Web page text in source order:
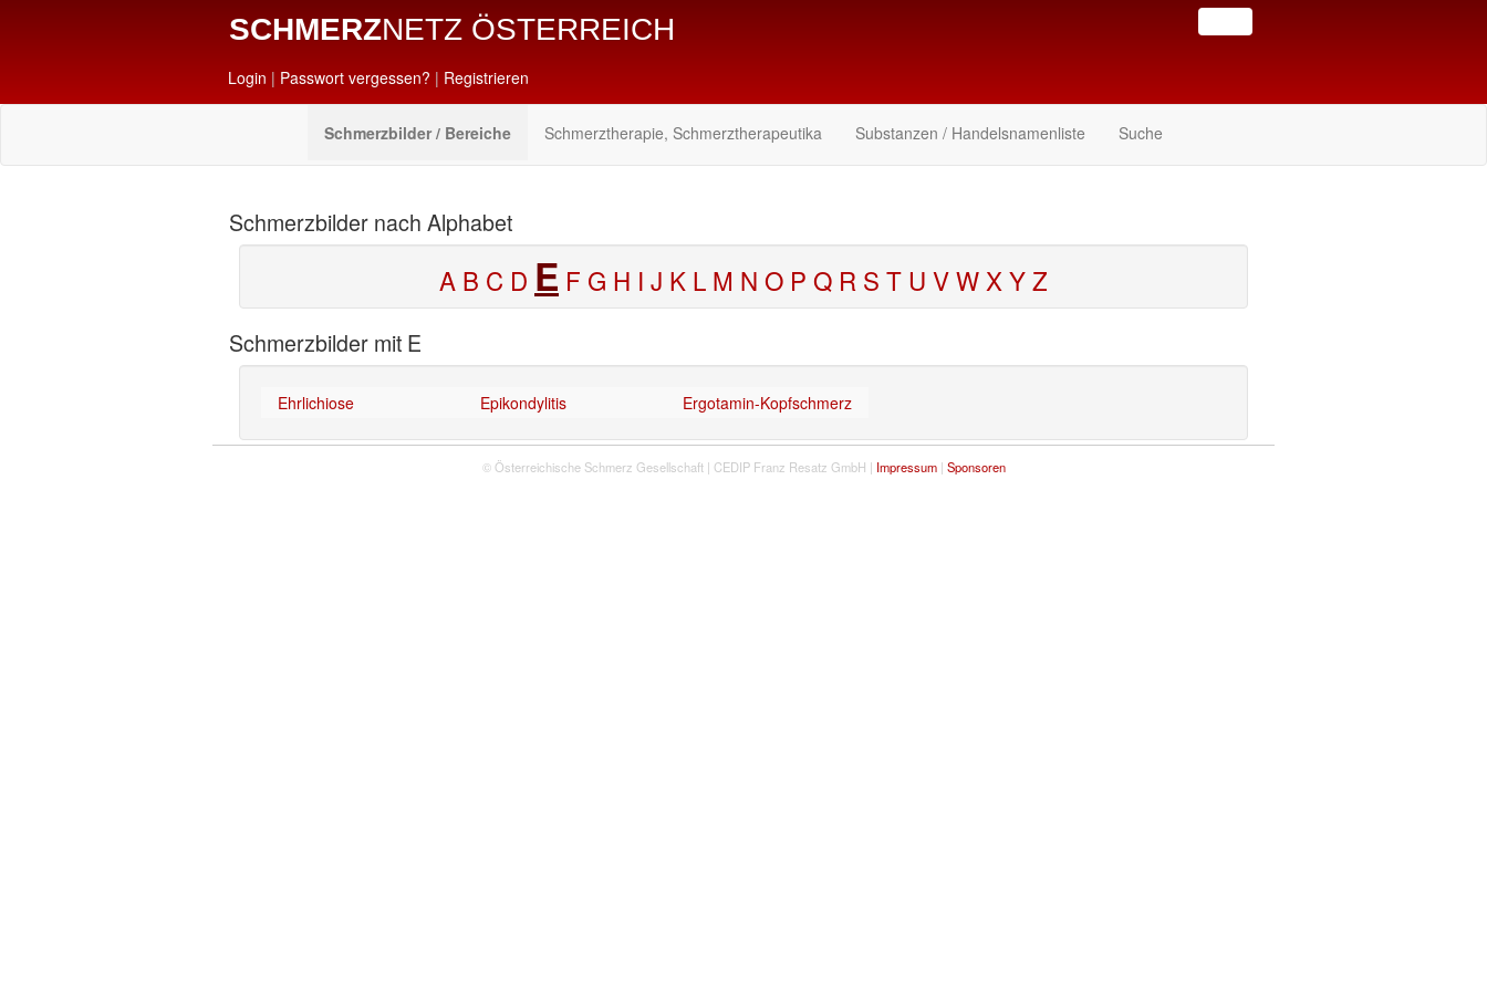
SCHMERZNETZ ÖSTERREICH
Login | Passwort vergessen? | Registrieren
Schmerzbilder / Bereiche Schmerztherapie, Schmerztherapeutika Substanzen / Handelsnamenliste Suche
Schmerzbilder nach Alphabet
A B C D E F G H I J K L M N O P Q R S T U VWXYZ
Schmerzbilder mit E
Ehrlichiose Epikondylitis Ergotamin-Kopfschmerz
© Österreichische Schmerz Gesellschaft | CEDIP Franz Resatz GmbH | Impressum| Sponsoren